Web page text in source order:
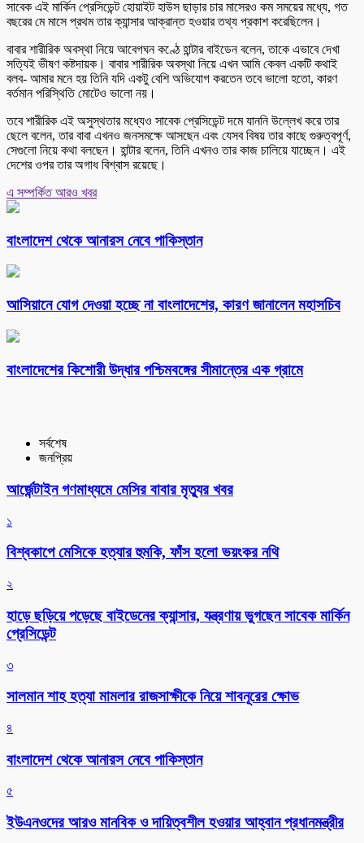
সাবেক এই মার্কিন প্রেসিডেন্ট হোয়াইট হাউস ছাড়ার চার মাসেরও কম সময়ের মধ্যে, গত
বছরের মে মাসে প্রথম তার ক্যান্সার আক্রান্ত হওয়ার তথ্য প্রকাশ করেছিলেন।
বাবার শারীরিক অবস্থা নিয়ে আবেগঘন কণ্ঠে হান্টার বাইডেন বলেন, তাকে এভাবে দেখা
সত্যিই ভীষণ কষ্টদায়ক। বাবার শারীরিক অবস্থা নিয়ে এখন আমি কেবল একটি কথাই
বলব- আমার মনে হয় তিনি যদি একটু বেশি অভিযোগ করতেন তবে ভালো হতো, কারণ
বর্তমান পরিস্থিতি মোটেও ভালো নয়।
তবে শারীরিক এই অসুস্থতার মধ্যেও সাবেক প্রেসিডেন্ট দমে যাননি উল্লেখ করে তার
ছেলে বলেন, তার বাবা এখনও জনসমক্ষে আসছেন এবং যেসব বিষয় তার কাছে গুরুত্বপূর্ণ,
সেগুলো নিয়ে কথা বলছেন। হান্টার বলেন, তিনি এখনও তার কাজ চালিয়ে যাচ্ছেন। এই
দেশের ওপর তার অগাধ বিশ্বাস রয়েছে।
এ সম্পর্কিত আরও খবর
বাংলাদেশ থেকে আনারস নেবে পাকিস্তান
আসিয়ানে যোগ দেওয়া হচ্ছে না বাংলাদেশের, কারণ জানালেন মহাসচিব
বাংলাদেশের কিশোরী উদ্ধার পশ্চিমবঙ্গের সীমান্তের এক গ্রামে
সর্বশেষ
জনপ্রিয়
আর্জেন্টাইন গণমাধ্যমে মেসির বাবার মৃত্যুর খবর
১
বিশ্বকাপে মেসিকে হত্যার হুমকি, ফাঁস হলো ভয়ংকর নথি
২
হাড়ে ছড়িয়ে পড়েছে বাইডেনের ক্যান্সার, যন্ত্রণায় ভুগছেন সাবেক মার্কিন
প্রেসিডেন্ট
৩
সালমান শাহ হত্যা মামলার রাজসাক্ষীকে নিয়ে শাবনূরের ক্ষোভ
৪
বাংলাদেশ থেকে আনারস নেবে পাকিস্তান
৫
ইউএনওদের আরও মানবিক ও দায়িত্বশীল হওয়ার আহ্বান প্রধানমন্ত্রীর